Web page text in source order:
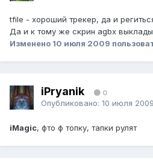
tfile - хороший трекер, да и
Да и к тому же скрин agbx
Изменено 10 июля 2009
iPryanik 0
Опубликовано: 10 июля 2009
iMagic, фто ф топку, тапки рулят